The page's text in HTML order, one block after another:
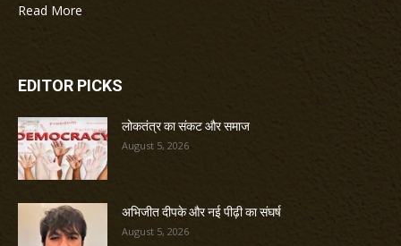
Read More
EDITOR PICKS
लोकतंत्र का संकट और समाज
August 5, 2026
अभिजीत दीपके और नई पीढ़ी का संघर्ष
August 5, 2026